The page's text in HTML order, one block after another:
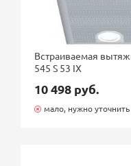
Бренд
Ближайшая
Встраиваемая
545 S 53 IX
10 498 руб.
мало, нужно уточнить